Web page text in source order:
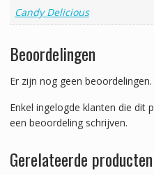
Candy Delicious
Beoordelingen
Er zijn nog geen beoordelingen.
Enkel ingelogde klanten die dit
een beoordeling schrijven.
Gerelateerde producten